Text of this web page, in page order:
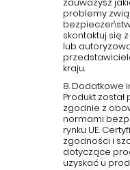
problemy
skontaktuj się
lub
kraju.
8. Dodatkowe
Produkt
zgodnie z
normami
rynku UE.
zgodności i
dotyczące
uzyskać u